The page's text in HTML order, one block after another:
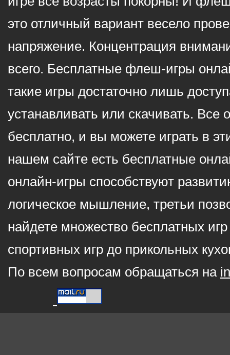
это отличный вариант весело
напряжение. Концентрация
всего. Бесплатные флеш-игры
такие игры достаточно лишь
устанавливать или скачивать.
бесплатно, и вы можете играть в
нашем сайте есть бесплатные
онлайн-игры способствуют
логическое мышление, третьи
найдете множество бесплатных
спортивных игр до прикольных
По всем вопросам обращаться на